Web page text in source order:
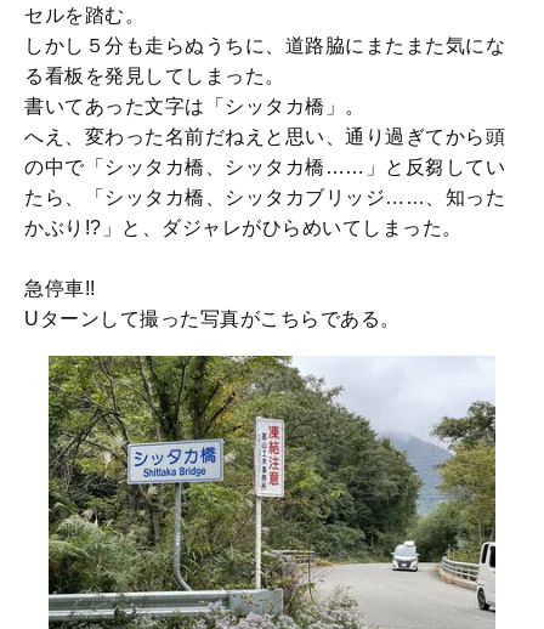
セルを踏む。
しかし５分も走らぬうちに、道路脇にまたまた気にな
る看板を発見してしまった。
書いてあった文字は「シッタカ橋」。
へえ、変わった名前だねえと思い、通り過ぎてから頭
の中で「シッタカ橋、シッタカ橋……」と反芻してい
たら、「シッタカ橋、シッタカブリッジ……、知った
かぶり!?」と、ダジャレがひらめいてしまった。
急停車!!
Uターンして撮った写真がこちらである。